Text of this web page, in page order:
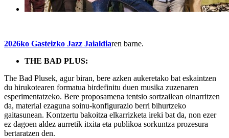
2026ko Gasteizko Jazz Jaialdiaren barne.
THE BAD PLUS:
The Bad Plusek, agur biran, bere azken aukeretako bat eskaintzen
du hirukotearen formatua birdefinitu duen musika zuzenaren
esperimentatzeko. Bere proposamena tentsio sortzailean oinarritzen
da, material ezaguna soinu-konfigurazio berri bihurtzeko
gaitasunean. Kontzertu bakoitza elkarrizketa ireki bat da, non ezer
ez dagoen aldez aurretik itxita eta publikoa sorkuntza prozesura
bertaratzen den.